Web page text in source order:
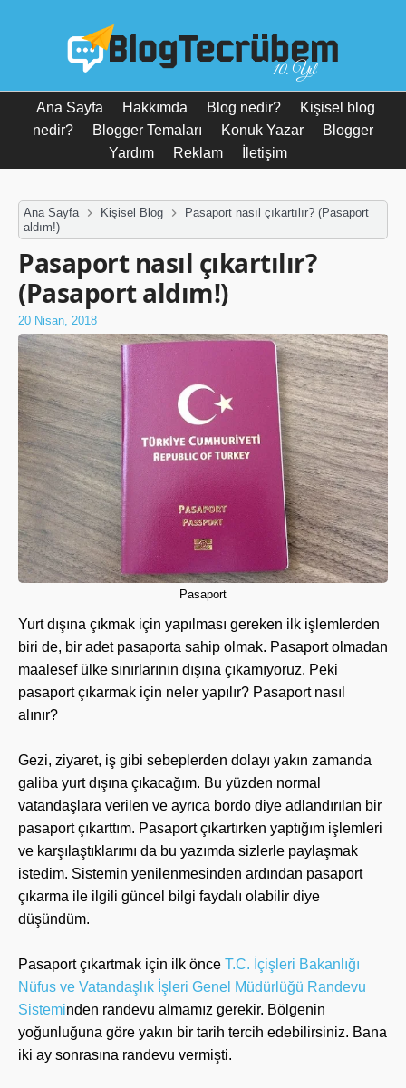
10. Yıl
Ana Sayfa Hakkımda Blog nedir?
Kişisel blog
nedir?
Blogger Temaları Konuk Yazar
Blogger
Yardım
Reklam İletişim
Ana Sayfa Kişisel Blog
Pasaport nasıl çıkartılır? (Pasaport
aldım!)
Pasaport nasıl çıkartılır?
(Pasaport aldım!)
20 Nisan, 2018
Pasaport
Yurt dışına çıkmak için yapılması gereken ilk işlemlerden
biri de, bir adet pasaporta sahip olmak. Pasaport olmadan
maalesef ülke sınırlarının dışına çıkamıyoruz. Peki
pasaport çıkarmak için neler yapılır? Pasaport nasıl
alınır?
Gezi, ziyaret, iş gibi sebeplerden dolayı yakın zamanda
galiba yurt dışına çıkacağım. Bu yüzden normal
vatandaşlara verilen ve ayrıca bordo diye adlandırılan bir
pasaport çıkarttım. Pasaport çıkartırken yaptığım işlemleri
ve karşılaştıklarımı da bu yazımda sizlerle paylaşmak
istedim. Sistemin yenilenmesinden ardından pasaport
çıkarma ile ilgili güncel bilgi faydalı olabilir diye
düşündüm.
Pasaport çıkartmak için ilk önce T.C. İçişleri Bakanlığı
Nüfus ve Vatandaşlık İşleri Genel Müdürlüğü Randevu
Sisteminden randevu almamız gerekir. Bölgenin
yoğunluğuna göre yakın bir tarih tercih edebilirsiniz. Bana
iki ay sonrasına randevu vermişti.